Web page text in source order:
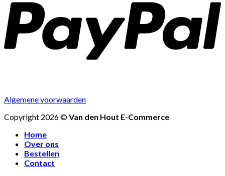
Algemene voorwaarden
Copyright 2026 ©Van den Hout E-Commerce
Home
Over ons
Bestellen
Contact